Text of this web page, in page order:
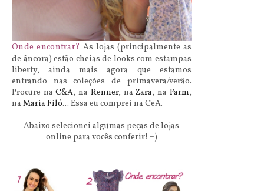
Onde encontrar? As lojas (principalmente as
de âncora) estão cheias de looks com estampas
liberty, ainda mais agora que estamos
entrando nas coleções de primavera/verão.
Procure naC&A, na Renner, naZara, na Farm,
na Maria Filó... Essa eu comprei na CeA.
Abaixo selecionei algumas peças de lojas
online para vocês conferir! =)